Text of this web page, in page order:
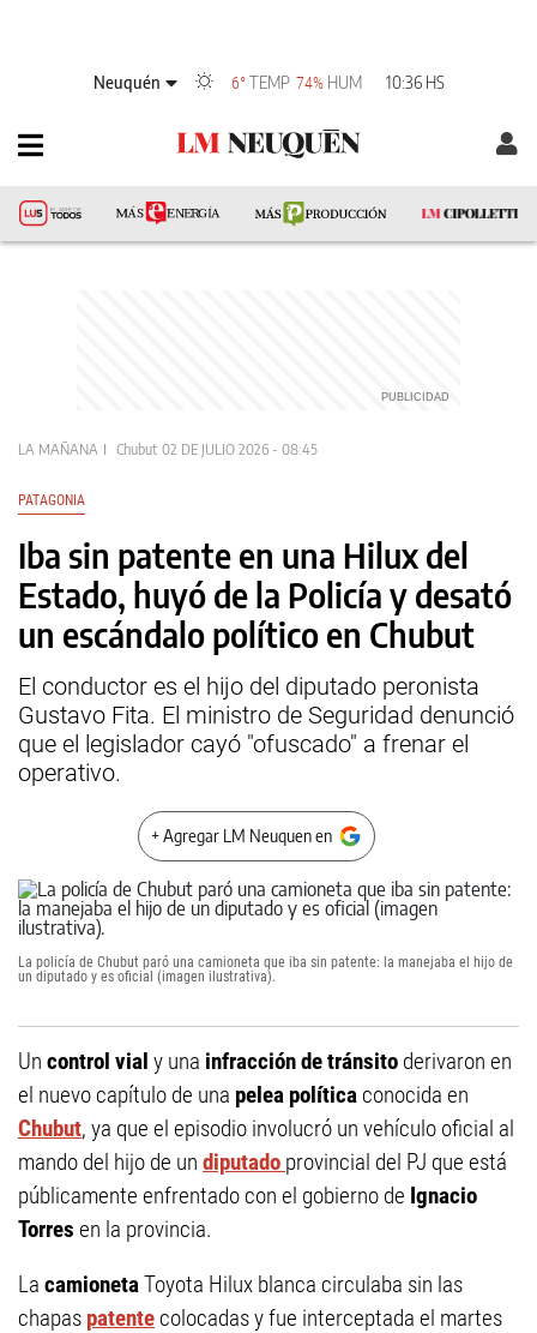
Neuquén 6° TEMP 74% HUM 10:36 HS
LA MAÑANA Chubut 02 DE JULIO 2026 - 08:45
PATAGONIA
Iba sin patente en una Hilux del
Estado, huyó de la Policía y desató
un escándalo político en Chubut
El conductor es el hijo del diputado peronista
Gustavo Fita. El ministro de Seguridad denunció
que el legislador cayó "ofuscado" a frenar el
operativo.
+ Agregar LM Neuquen en
La policía de Chubut paró una camioneta que iba sin patente: la manejaba el hijo de
un diputado y es oficial (imagen ilustrativa).
Un control vial y una infracción de tránsito derivaron en
el nuevo capítulo de una pelea política conocida en
Chubut, ya que el episodio involucró un vehículo oficial al
mando del hijo de un diputado provincial del PJ que está
públicamente enfrentado con el gobierno de Ignacio
Torres en la provincia.
La camionetaToyota Hilux blanca circulaba sin las
chapas patente colocadas y fue interceptada el martes